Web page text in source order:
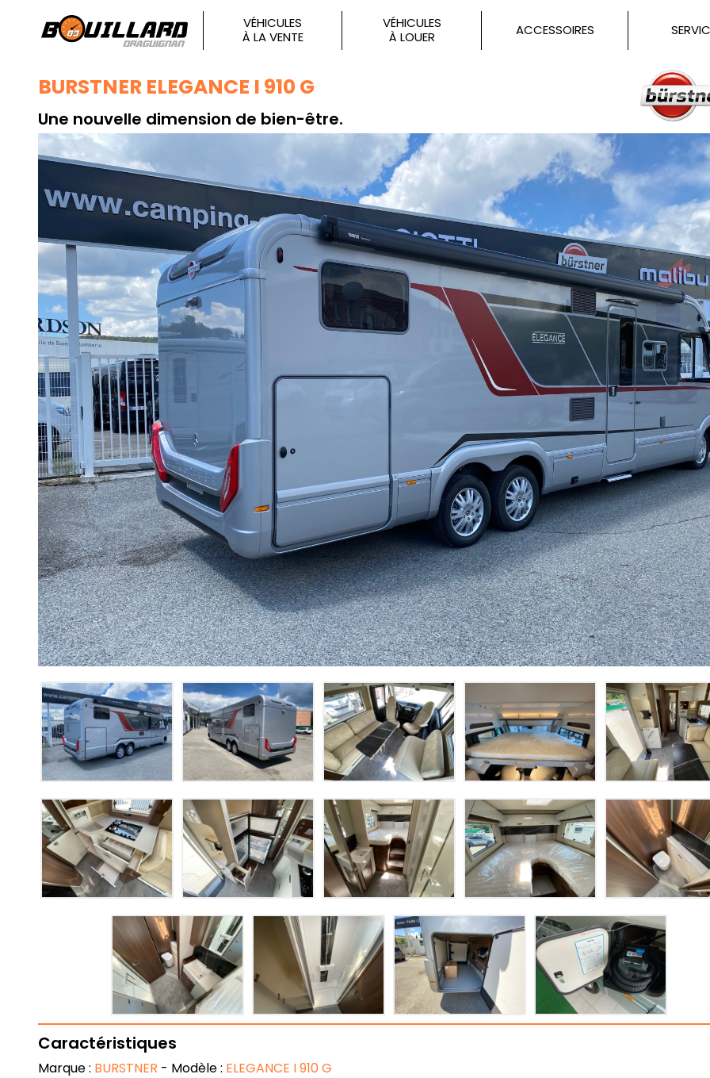
VÉHICULES
À LA VENTE
VÉHICULES
À LOUER
ACCESSOIRES
BURSTNER ELEGANCE I 910 G
Une nouvelle dimension de bien-être.
Caractéristiques
Marque : BURSTNER - Modèle : ELEGANCE I 910 G